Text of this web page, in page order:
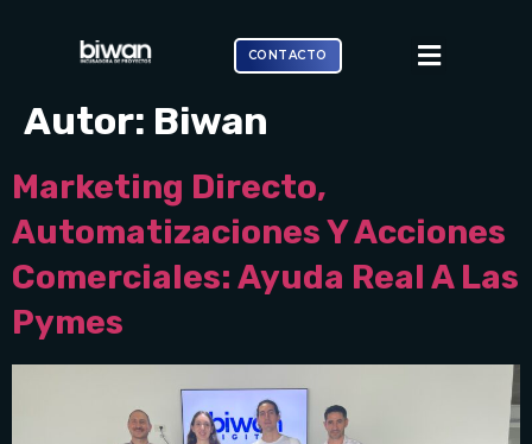
CONTACTO
Autor: Biwan
Marketing Directo,
Automatizaciones Y Acciones
Comerciales: Ayuda Real A Las
Pymes